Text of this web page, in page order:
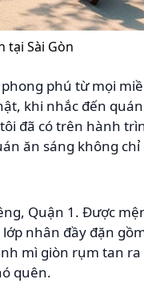
tại Sài Gòn
phú từ mọi
khi nhắc đến
đã có trên hành
ăn sáng không
Quận 1. Được
nhân đầy đặn
mì giòn rụm tan
quên.